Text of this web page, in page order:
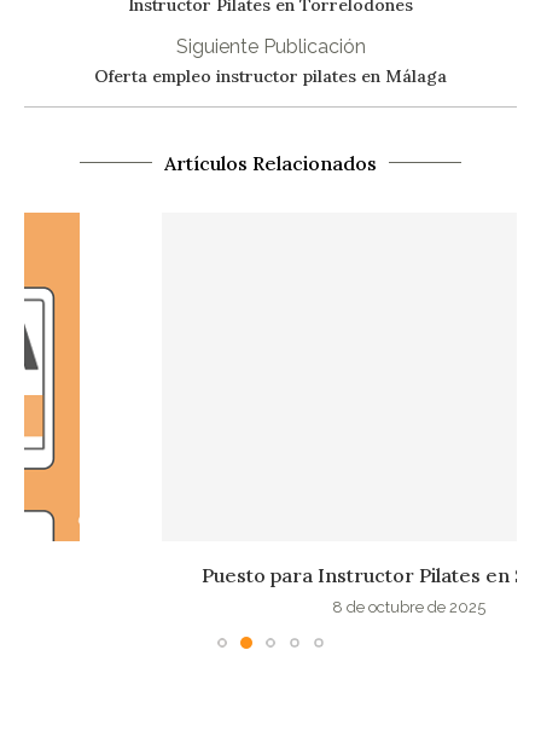
Instructor Pilates en Torrelodones
Siguiente Publicación
Oferta empleo instructor pilates en Málaga
Artículos Relacionados
Puesto para Instructor Pilates en Sant Cugat
8 de octubre de 2025